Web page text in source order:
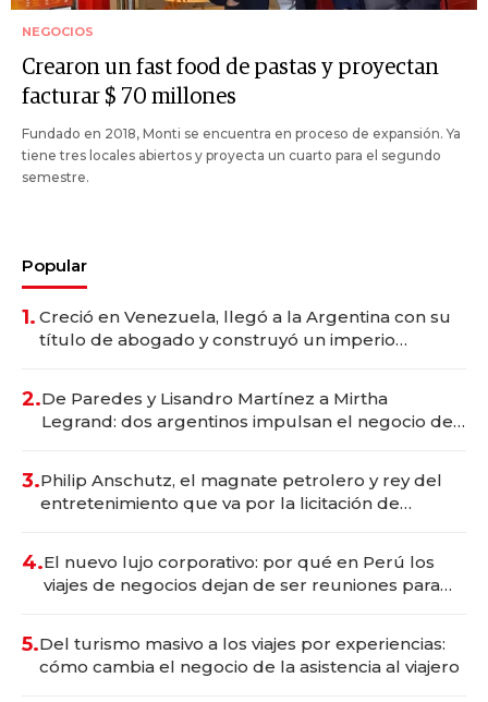
NEGOCIOS
Crearon un fast food de pastas y proyectan
facturar $ 70 millones
Fundado en 2018, Monti se encuentra en proceso de expansión. Ya
tiene tres locales abiertos y proyecta un cuarto para el segundo
semestre.
Popular
1. Creció en Venezuela, llegó a la Argentina con su
título de abogado y construyó un imperio
2.De Paredes y Lisandro Martínez a Mirtha
Legrand: dos argentinos impulsan el negocio del
3.Philip Anschutz, el magnate petrolero y rey del
entretenimiento que va por la licitación de
4.El nuevo lujo corporativo: por qué en Perú los
viajes de negocios dejan de ser reuniones para
5.Del turismo masivo a los viajes por experiencias:
cómo cambia el negocio de la asistencia al viajero